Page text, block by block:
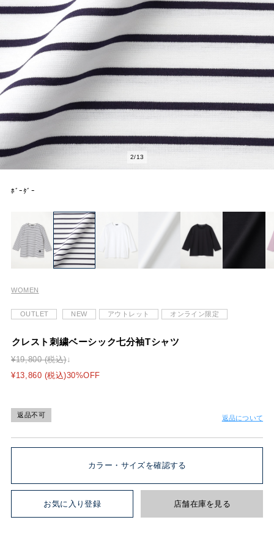
2/13
ﾎﾞｰﾀﾞｰ
WOMEN
OUTLET NEW アウトレット オンライン限定
クレスト刺繍ベーシック七分袖Tシャツ
¥19,800 (税込)
¥13,860 (税込)30%OFF
返品不可 返品について
カラー・サイズを確認する
お気に入り登録 店舗在庫を見る